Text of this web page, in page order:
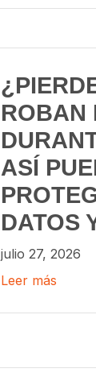
ROBAN
ASÍ
DATOS
julio 27, 2026
Leer más